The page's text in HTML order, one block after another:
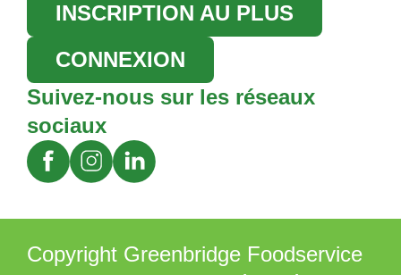
INSCRIPTION AU PLUS
CONNEXION
Suivez-nous sur les réseaux
sociaux
Copyright Greenbridge Foodservice